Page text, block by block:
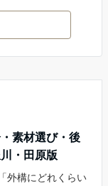
素材選び・後
・田原版
外構にどれくらい